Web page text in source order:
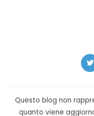
Questo blog non
quanto viene